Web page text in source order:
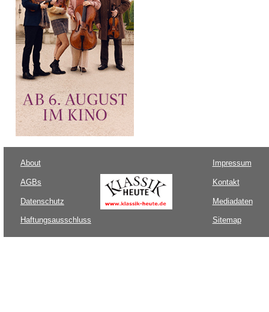
About
AGBs
Datenschutz
Haftungsausschluss
Impressum
Kontakt
Mediadaten
Sitemap